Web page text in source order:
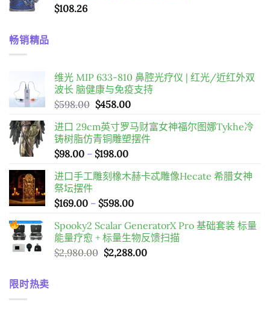
$108.26
畅销精品
维光 MIP 633-810 鼻腔光疗仪 | 红光/近红外双
波长 脑健康与免疫支持
$598.00 原
價
格：
$598.00。
$458.00目
價
格：
进口 29cm英寸罗马财富女神福尔图娜Tykhe冷
铸树脂仿青铜雕塑摆件
$98.00 – $198.00價
範
$98.00
$198.00
进口手工雕刻橡木赫卡忒雕像Hecate 希腊女神
祭坛摆件
$169.00 – $598.00價
範
圍：
$169.00
Spooky2 Scalar GeneratorX Pro 基础套装 标量
能量疗愈 + 标量生物反馈扫描
$2,980.00 原
$2,288.00目
限时热卖